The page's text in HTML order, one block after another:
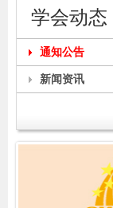
学会动态
通知公告
新闻资讯